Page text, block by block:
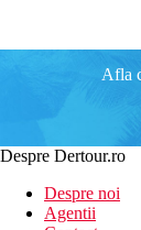
Afla
Despre Dertour.ro
Despre noi
Agentii